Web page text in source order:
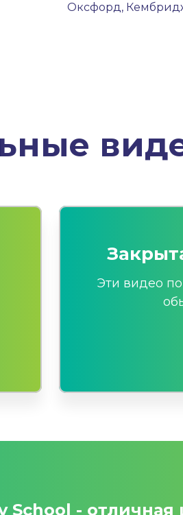
Оксфорд,
Эти видео
School - отличная